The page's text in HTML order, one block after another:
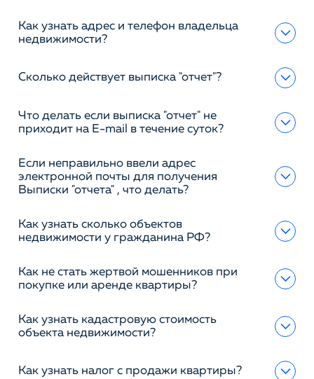
Как узнать адрес и телефон владельца
недвижимости?
Сколько действует выписка "отчет"?
Что делать если выписка "отчет" не
приходит на E-mail в течение суток?
Если неправильно ввели адрес
электронной почты для получения
Выписки "отчета" , что делать?
Как узнать сколько объектов
недвижимости у гражданина РФ?
Как не стать жертвой мошенников при
покупке или аренде квартиры?
Как узнать кадастровую стоимость
объекта недвижимости?
Как узнать налог с продажи квартиры?